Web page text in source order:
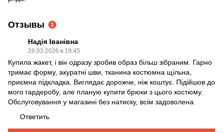
Отзывы 1
Надія Іванівна
28.03.2026 в 19:45
Купила жакет, і він одразу зробив образ більш зібраним. Гарно
тримає форму, акуратні шви, тканина костюмна щільна,
приємна підкладка. Виглядає дорожче, ніж коштує. Підійшов до
мого гардеробу, але планую купити брюки з цього костюму.
Обслуговування у магазині без натиску, всім задоволена.
Ответить